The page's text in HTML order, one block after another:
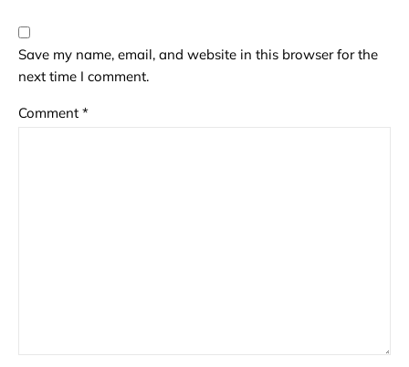
Save my name, email, and website in this browser for the
next time I comment.
Comment *